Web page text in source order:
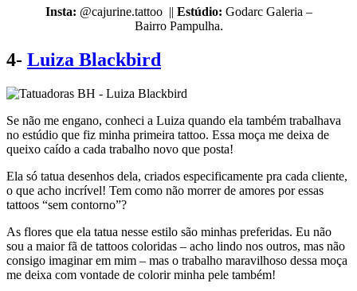
Insta: @cajurine.tattoo || Estúdio: Godarc Galeria –
Bairro Pampulha.
4- Luiza Blackbird
Se não me engano, conheci a Luiza quando ela também trabalhava
no estúdio que fiz minha primeira tattoo. Essa moça me deixa de
queixo caído a cada trabalho novo que posta!
Ela só tatua desenhos dela, criados especificamente pra cada cliente,
o que acho incrível! Tem como não morrer de amores por essas
tattoos “sem contorno”?
As flores que ela tatua nesse estilo são minhas preferidas. Eu não
sou a maior fã de tattoos coloridas – acho lindo nos outros, mas não
consigo imaginar em mim – mas o trabalho maravilhoso dessa moça
me deixa com vontade de colorir minha pele também!